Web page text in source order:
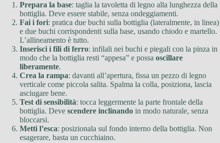
Prepara la base: taglia la tavoletta di legno alla lunghezza della
bottiglia. Deve essere stabile, senza ondeggiamenti.
Fai i fori: pratica due buchi sulla bottiglia (lateralmente, in linea)
e due buchi corrispondenti sulla base, usando chiodo e martello.
L’allineamento è tutto.
Inserisci i fili di ferro: infilali nei buchi e piegali con la pinza in
modo che la bottiglia resti “appesa” e possa oscillare
liberamente.
Crea la rampa: davanti all’apertura, fissa un pezzo di legno
verticale come piccola salita. Spalma la colla, posiziona, lascia
asciugare bene.
Test di sensibilità: tocca leggermente la parte frontale della
bottiglia. Deve scendere inclinando in modo naturale, senza
bloccarsi.
Metti l’esca: posizionala sul fondo interno della bottiglia. Non
esagerare, basta un cucchiaino.